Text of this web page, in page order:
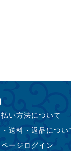
払い方法について
送料・返品につい
ページログイン